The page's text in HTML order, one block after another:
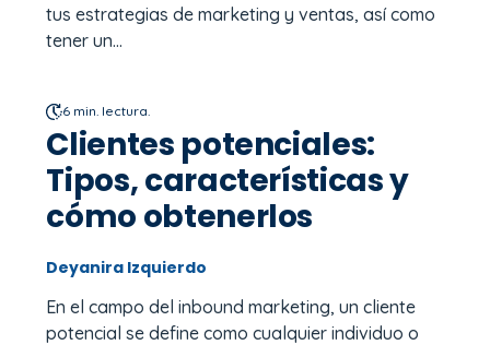
tus estrategias de marketing y ventas, así como
tener un...
6 min. lectura.
Clientes potenciales:
Tipos, características y
cómo obtenerlos
Deyanira Izquierdo
En el campo del inbound marketing, un cliente
potencial se define como cualquier individuo o